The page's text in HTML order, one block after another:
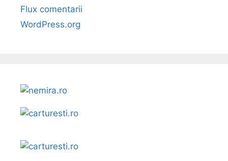
Flux comentarii
WordPress.org